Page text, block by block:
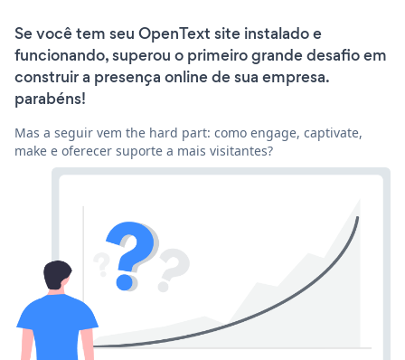
Se você tem seu OpenText site instalado e
funcionando, superou o primeiro grande desafio em
construir a presença online de sua empresa.
parabéns!
Mas a seguir vem the hard part: como engage, captivate,
make e oferecer suporte a mais visitantes?